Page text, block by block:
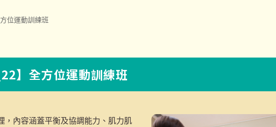
位運動訓練班
】全方位運動訓練班
，內容涵蓋平衡及協調能力、肌力肌